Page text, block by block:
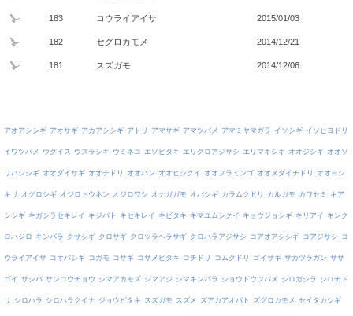
183 コウライアイサ 2015/01/03
182 セグロカモメ 2014/12/21
181 スズガモ 2014/12/06
アオアシシギ アオサギ アカアシシギ アトリ アマサギ アマツバメ アマミヤマガラ イソシギ イソヒヨドリ
イワツバメ ウグイス ウズラシギ ウミネコ エゾビタキ エリグロアジサシ エリマキシギ オオジシギ オオソ
リハシシギ オオダイサギ オオチドリ オオバン オオヒシクイ オオフラミンゴ オオメダイチドリ オオヨシ
キリ オグロシギ オジロトウネン オジロワシ オナガガモ オバシギ カラムクドリ カルガモ カワセミ キア
シシギ キガシラセキレイ キジバト キセキレイ キビタキ キマユムシクイ キョウジョシギ キリアイ キンク
ロハジロ キンパラ クサシギ クロサギ クロツラヘラサギ クロハラアジサシ コアオアシシギ コアジサシ コ
ウライアイサ コオバシギ コガモ コサギ コサメビタキ コチドリ コムクドリ ゴイサギ サカツラガン ササ
ゴイ サシバ サンコウチョウ シマアカモズ シマアジ シマキンパラ ショウドウツバメ シロガシラ シロチド
リ シロハラ シロハラクイナ ジョウビタキ スズガモ スズメ ズアカアオバト ズグロカモメ セイタカシギ